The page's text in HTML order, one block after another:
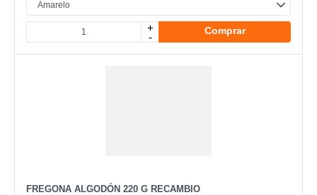
+
-
Comprar
FREGONA ALGODÓN 220 G RECAMBIO